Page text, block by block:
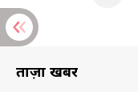
ताज़ा खबरें